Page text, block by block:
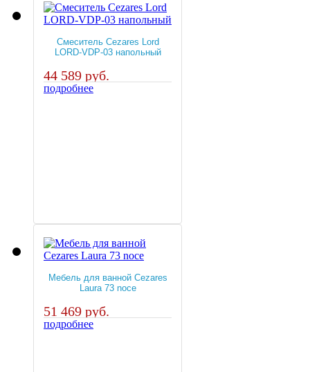
Смеситель Cezares Lord
LORD-VDP-03 напольный
44 589 руб.
подробнее
Мебель для ванной Cezares
Laura 73 noce
51 469 руб.
подробнее